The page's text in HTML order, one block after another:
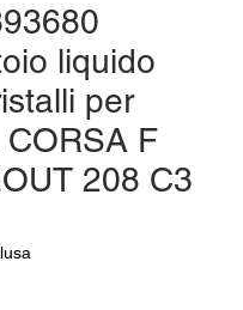
liquido
per
F
208 C3